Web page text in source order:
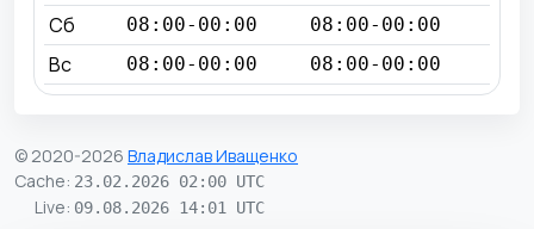
Сб 08:00-00:00 08:00-00:00
Вс 08:00-00:00 08:00-00:00
© 2020-2026 Владислав Иващенко
Cache: 23.02.2026 02:00 UTC
Live: 09.08.2026 14:01 UTC